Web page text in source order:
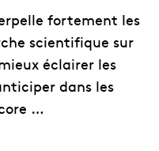
fortement les
scientifique sur
éclairer les
dans les
…